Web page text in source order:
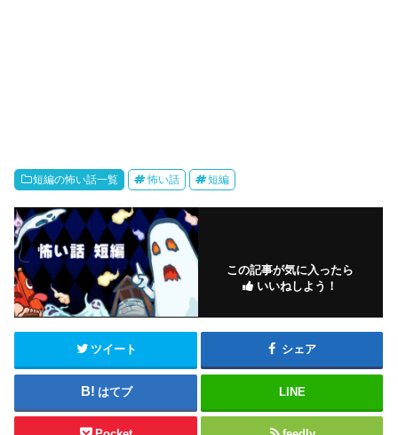
短編の怖い話一覧 怖い話 短編
この記事が気に入ったら
いいねしよう！
ツイート シェア
はてブ LINE